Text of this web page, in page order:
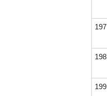
197
198
199